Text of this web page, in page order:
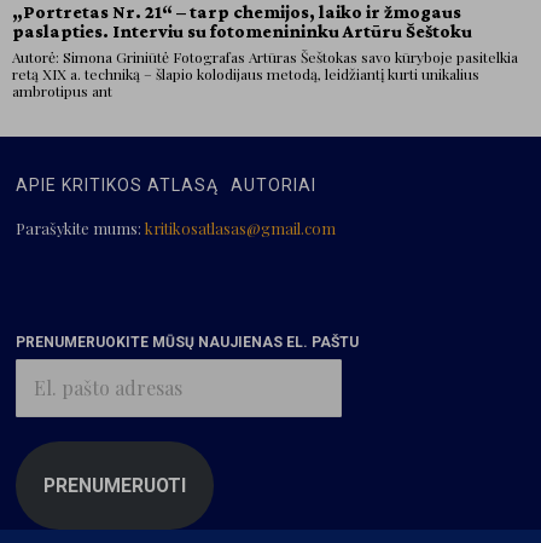
„Portretas Nr. 21“ – tarp chemijos, laiko ir žmogaus
paslapties. Interviu su fotomenininku Artūru Šeštoku
Autorė: Simona Griniūtė Fotografas Artūras Šeštokas savo kūryboje pasitelkia
retą XIX a. techniką – šlapio kolodijaus metodą, leidžiantį kurti unikalius
ambrotipus ant
APIE KRITIKOS ATLASĄ AUTORIAI
Parašykite mums:kritikosatlasas@gmail.com
PRENUMERUOKITE MŪSŲ NAUJIENAS EL. PAŠTU
pašto
adresas
PRENUMERUOTI